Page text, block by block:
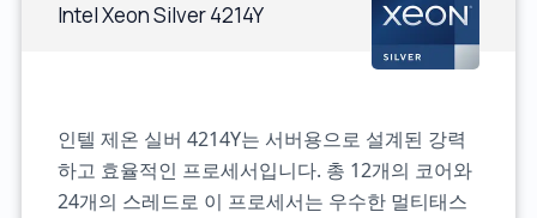
Intel Xeon Silver 4214Y
인텔 제온 실버 4214Y는 서버용으로 설계된 강력
하고 효율적인 프로세서입니다. 총 12개의 코어와
24개의 스레드로 이 프로세서는 우수한 멀티태스